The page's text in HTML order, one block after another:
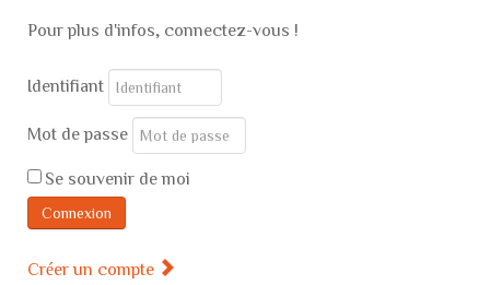
Pour plus d'infos, connectez-vous !
Identifiant
Mot de passe
Se souvenir de moi
Connexion
Créer un compte